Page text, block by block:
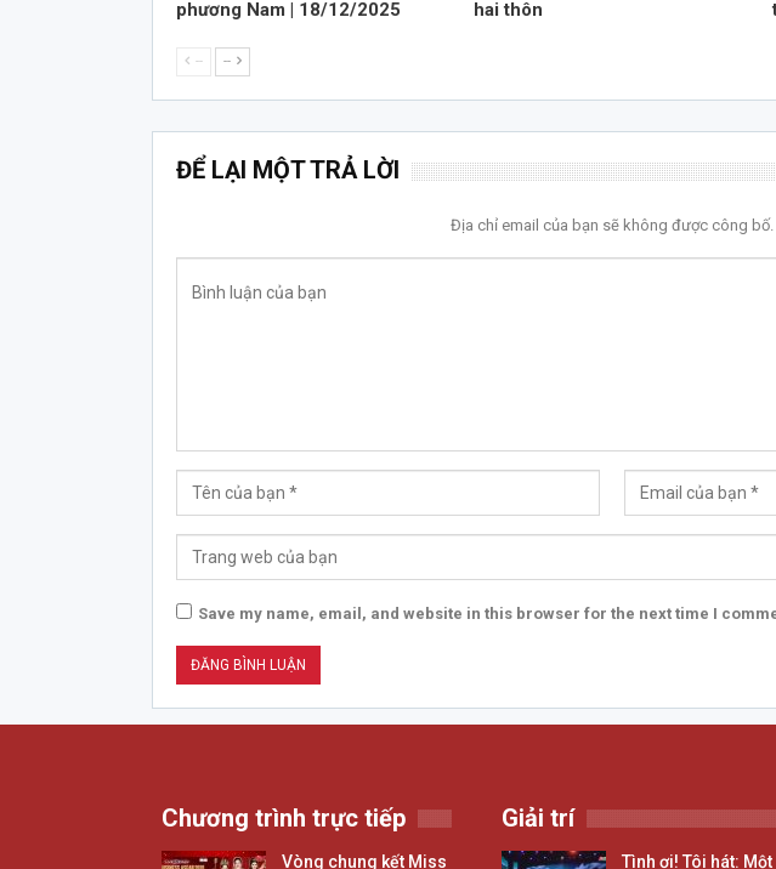
phương Nam | 18/12/2025
hai thôn
-- --
ĐỂ LẠI MỘT TRẢ LỜI
Địa chỉ email của bạn sẽ không được công bố.
Save my name, email, and website in this browser for the next time I
Chương trình trực tiếp
Vòng chung kết Miss
Giải trí
Tình ơi! Tôi hát: Một